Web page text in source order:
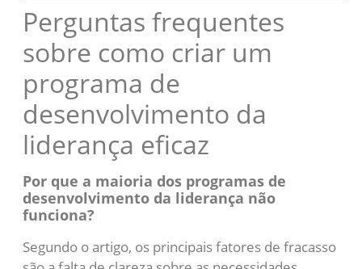
Perguntas frequentes
sobre como criar um
programa de
desenvolvimento da
liderança eficaz
Por que a maioria dos programas de
desenvolvimento da liderança não
funciona?
Segundo o artigo, os principais fatores de fracasso